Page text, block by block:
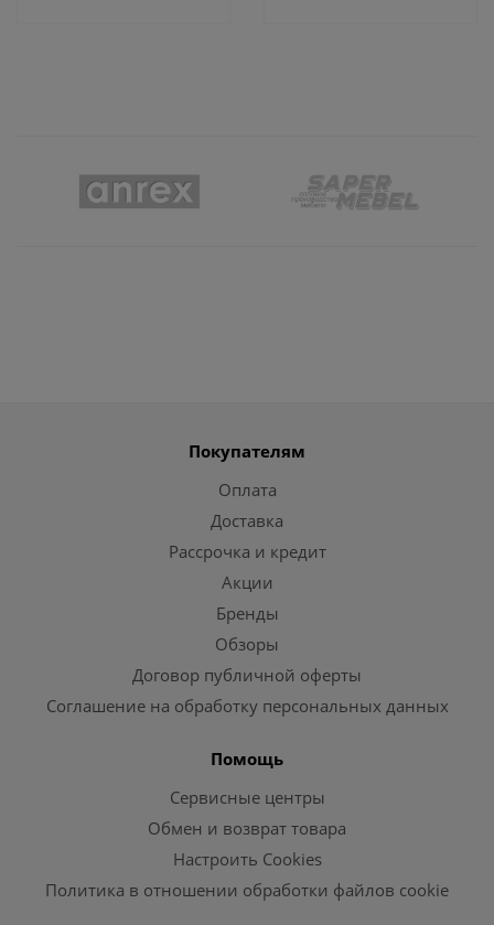
Покупателям
Оплата
Доставка
Рассрочка и кредит
Акции
Бренды
Обзоры
Договор публичной оферты
Соглашение на обработку персональных данных
Помощь
Сервисные центры
Обмен и возврат товара
Настроить Cookies
Политика в отношении обработки файлов cookie